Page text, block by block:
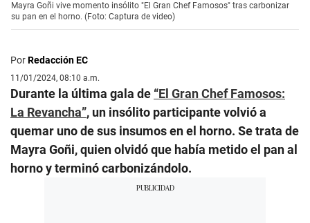
Mayra Goñi vive momento insólito "El Gran Chef Famosos" tras carbonizar
su pan en el horno. (Foto: Captura de video)
PorRedacción EC
11/01/2024, 08:10 a.m.
Durante la última gala de “El Gran Chef Famosos:
La Revancha”, un insólito participante volvió a
quemar uno de sus insumos en el horno. Se trata de
Mayra Goñi, quien olvidó que había metido el pan al
horno y terminó carbonizándolo.